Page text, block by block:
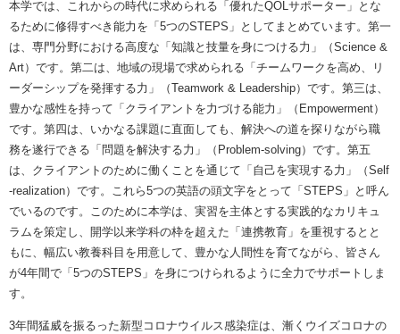
本学では、これからの時代に求められる「優れたQOLサポーター」とな
るために修得すべき能力を「5つのSTEPS」としてまとめています。第一
は、専門分野における高度な「知識と技量を身につける力」（Science &
Art）です。第二は、地域の現場で求められる「チームワークを高め、リ
ーダーシップを発揮する力」（Teamwork & Leadership）です。第三は、
豊かな感性を持って「クライアントを力づける能力」（Empowerment）
です。第四は、いかなる課題に直面しても、解決への道を探りながら職
務を遂行できる「問題を解決する力」（Problem-solving）です。第五
は、クライアントのために働くことを通じて「自己を実現する力」（Self
-realization）です。これら5つの英語の頭文字をとって「STEPS」と呼ん
でいるのです。このために本学は、実習を主体とする実践的なカリキュ
ラムを策定し、開学以来学科の枠を超えた「連携教育」を重視するとと
もに、幅広い教養科目を用意して、豊かな人間性を育てながら、皆さん
が4年間で「5つのSTEPS」を身につけられるように全力でサポートしま
す。
3年間猛威を振るった新型コロナウイルス感染症は、漸くウイズコロナの